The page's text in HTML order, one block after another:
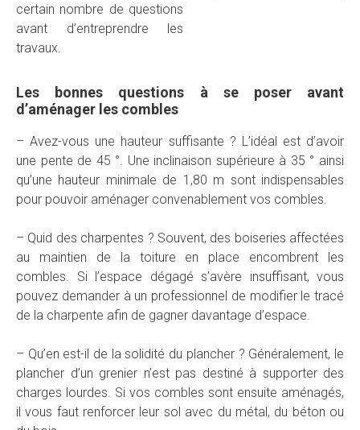
certain nombre de questions
avant d’entreprendre les
travaux.
Les bonnes questions à se poser avant
d’aménager les combles
– Avez-vous une hauteur suffisante ? L’idéal est d’avoir
une pente de 45 °. Une inclinaison supérieure à 35 ° ainsi
qu’une hauteur minimale de 1,80 m sont indispensables
pour pouvoir aménager convenablement vos combles.
– Quid des charpentes ? Souvent, des boiseries affectées
au maintien de la toiture en place encombrent les
combles. Si l’espace dégagé s’avère insuffisant, vous
pouvez demander à un professionnel de modifier le tracé
de la charpente afin de gagner davantage d’espace.
– Qu’en est-il de la solidité du plancher ? Généralement, le
plancher d’un grenier n’est pas destiné à supporter des
charges lourdes. Si vos combles sont ensuite aménagés,
il vous faut renforcer leur sol avec du métal, du béton ou